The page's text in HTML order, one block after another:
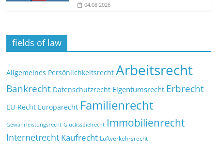
04.08.2026
fields of law
Allgemeines Persönlichkeitsrecht Arbeitsrecht
Bankrecht Datenschutzrecht Eigentumsrecht Erbrecht
EU-Recht Europarecht Familienrecht
Gewährleistungsrecht Glücksspielrecht Immobilienrecht
Internetrecht Kaufrecht Luftverkehrsrecht